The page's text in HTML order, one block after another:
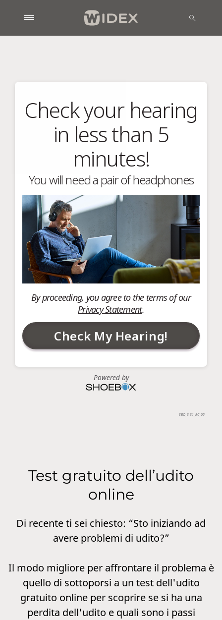
Test gratuito dell’udito
online
Di recente ti sei chiesto: “Sto iniziando ad
avere problemi di udito?”
Il modo migliore per affrontare il problema è
quello di sottoporsi a un test dell'udito
gratuito online per scoprire se si ha una
perdita dell'udito e quali sono i passi